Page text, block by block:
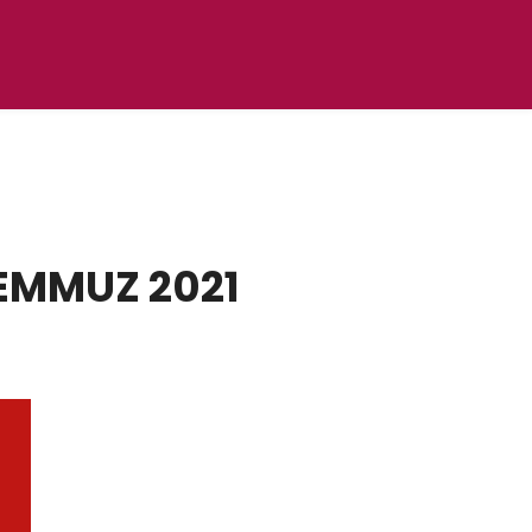
2021